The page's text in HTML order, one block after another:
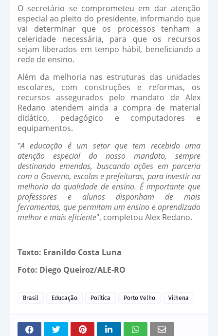
O secretário se comprometeu em dar atenção
especial ao pleito do presidente, informando que
vai determinar que os processos tenham a
celeridade necessária, para que os recursos
sejam liberados em tempo hábil, beneficiando a
rede de ensino.
Além da melhoria nas estruturas das unidades
escolares, com construções e reformas, os
recursos assegurados pelo mandato de Alex
Redano atendem ainda a compra de material
didático, pedagógico e computadores e
equipamentos.
"A educação é um setor que tem recebido uma
atenção especial do nosso mandato, sempre
destinando emendas, buscando ações em parceria
com o Governo, escolas e prefeituras, para investir na
melhoria da qualidade de ensino. É importante que
professores e alunos disponham de mais
ferramentas, que permitam um ensino e aprendizado
melhor e mais eficiente", completou Alex Redano.
Texto: Eranildo Costa Luna
Foto: Diego Queiroz/ALE-RO
Brasil Educação Política Porto Velho Vilhena